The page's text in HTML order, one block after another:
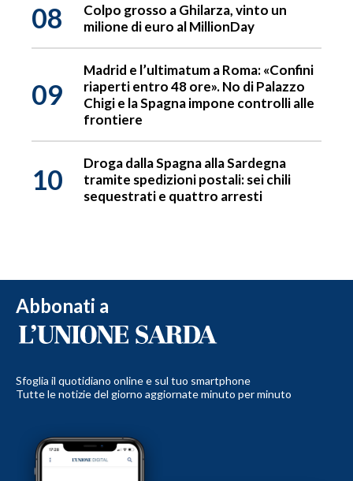
08
Colpo grosso a Ghilarza, vinto un
milione di euro al MillionDay
09
Madrid e l’ultimatum a Roma: «Confini
riaperti entro 48 ore». No di Palazzo
Chigi e la Spagna impone controlli alle
frontiere
10
Droga dalla Spagna alla Sardegna
tramite spedizioni postali: sei chili
sequestrati e quattro arresti
Abbonati a
Sfoglia il quotidiano online e sul tuo smartphone
Tutte le notizie del giorno aggiornate minuto per minuto